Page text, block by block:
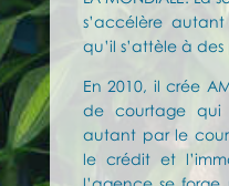
s’accélère
qu’il s’attèle à
En 2010, il crée
de courtage qui
autant par le
le crédit et